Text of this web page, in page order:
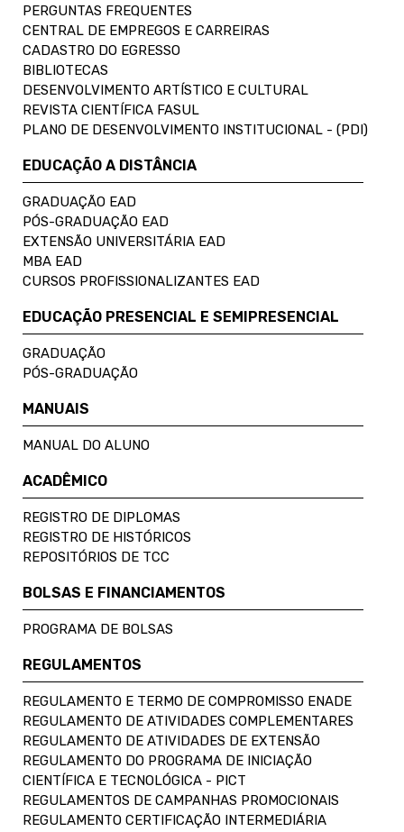
PERGUNTAS FREQUENTES
CENTRAL DE EMPREGOS E CARREIRAS
CADASTRO DO EGRESSO
BIBLIOTECAS
DESENVOLVIMENTO ARTÍSTICO E CULTURAL
REVISTA CIENTÍFICA FASUL
PLANO DE DESENVOLVIMENTO INSTITUCIONAL - (PDI)
EDUCAÇÃO A DISTÂNCIA
GRADUAÇÃO EAD
PÓS-GRADUAÇÃO EAD
EXTENSÃO UNIVERSITÁRIA EAD
MBA EAD
CURSOS PROFISSIONALIZANTES EAD
EDUCAÇÃO PRESENCIAL E SEMIPRESENCIAL
GRADUAÇÃO
PÓS-GRADUAÇÃO
MANUAIS
MANUAL DO ALUNO
ACADÊMICO
REGISTRO DE DIPLOMAS
REGISTRO DE HISTÓRICOS
REPOSITÓRIOS DE TCC
BOLSAS E FINANCIAMENTOS
PROGRAMA DE BOLSAS
REGULAMENTOS
REGULAMENTO E TERMO DE COMPROMISSO ENADE
REGULAMENTO DE ATIVIDADES COMPLEMENTARES
REGULAMENTO DE ATIVIDADES DE EXTENSÃO
REGULAMENTO DO PROGRAMA DE INICIAÇÃO
CIENTÍFICA E TECNOLÓGICA - PICT
REGULAMENTOS DE CAMPANHAS PROMOCIONAIS
REGULAMENTO CERTIFICAÇÃO INTERMEDIÁRIA